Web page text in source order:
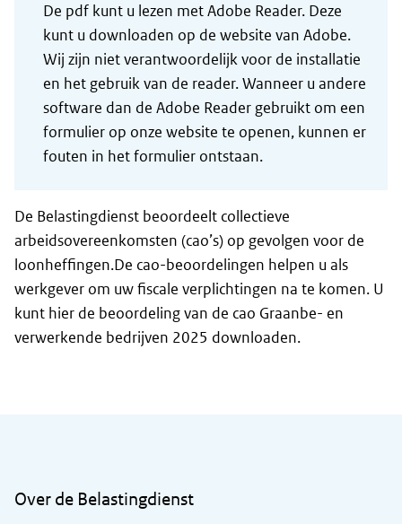
De pdf kunt u lezen met Adobe Reader. Deze
kunt u downloaden op de website van Adobe.
Wij zijn niet verantwoordelijk voor de installatie
en het gebruik van de reader. Wanneer u andere
software dan de Adobe Reader gebruikt om een
formulier op onze website te openen, kunnen er
fouten in het formulier ontstaan.
De Belastingdienst beoordeelt collectieve
arbeidsovereenkomsten (cao’s) op gevolgen voor de
loonheffingen.De cao-beoordelingen helpen u als
werkgever om uw fiscale verplichtingen na te komen. U
kunt hier de beoordeling van de cao Graanbe- en
verwerkende bedrijven 2025 downloaden.
Over de Belastingdienst